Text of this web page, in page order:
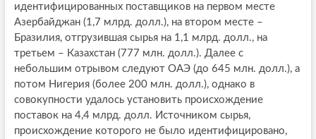
идентифицированных поставщиков на первом месте
Азербайджан (1,7 млрд. долл.), на втором месте –
Бразилия, отгрузившая сырья на 1,1 млрд. долл., на
третьем – Казахстан (777 млн. долл.). Далее с
небольшим отрывом следуют ОАЭ (до 645 млн. долл.), а
потом Нигерия (более 200 млн. долл.), однако в
совокупности удалось установить происхождение
поставок на 4,4 млрд. долл. Источником сырья,
происхождение которого не было идентифицировано,